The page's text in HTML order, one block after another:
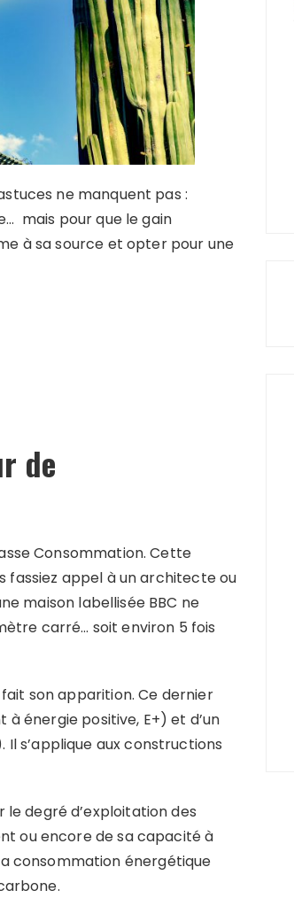
ne manquent pas :
mais pour que le gain
à sa source et opter pour une
de
Consommation. Cette
appel à un architecte ou
maison labellisée BBC ne
carré… soit environ 5 fois
son apparition. Ce dernier
énergie positive, E+) et d’un
s’applique aux constructions
degré d’exploitation des
ou encore de sa capacité à
consommation énergétique